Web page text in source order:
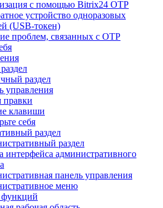
с помощью Bitrix24 OTP
устройство одноразовых
(USB-токен)
проблем, связанных с OTP
раздел
управления
клавиши
себя
раздел
раздел
интерфейса административного
панель управления
меню